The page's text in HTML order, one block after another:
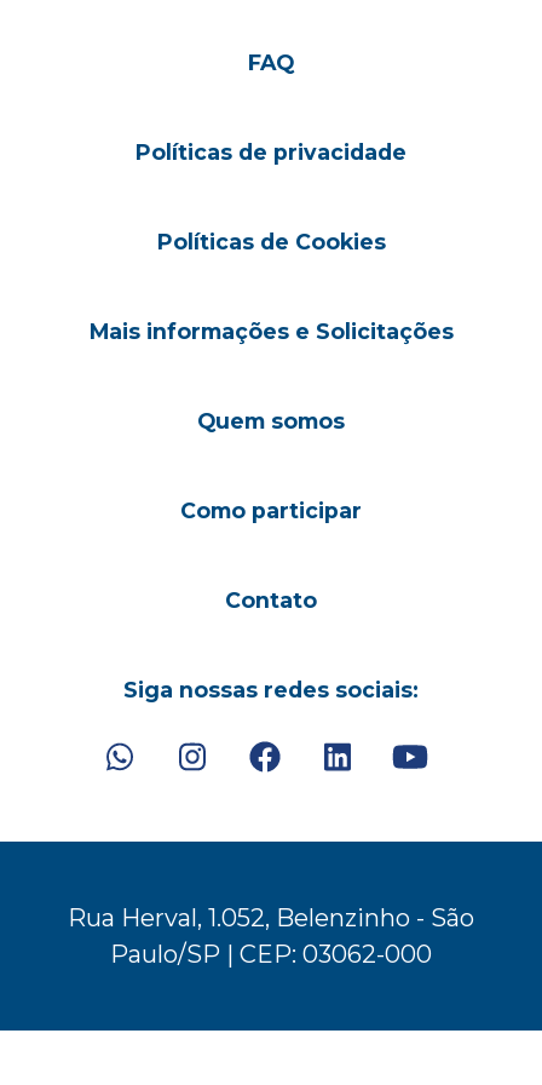
FAQ
Políticas de privacidade
Políticas de Cookies
Mais informações e Solicitações
Quem somos
Como participar
Contato
Siga nossas redes sociais:
Rua Herval, 1.052, Belenzinho - São
Paulo/SP | CEP: 03062-000